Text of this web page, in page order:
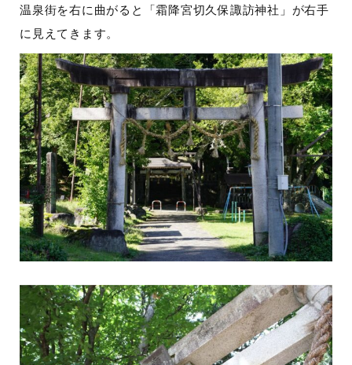
温泉街を右に曲がると「霜降宮切久保諏訪神社」が右手
に見えてきます。